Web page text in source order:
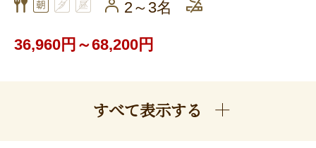
2～3名
36,960円～68,200円
すべて表示する